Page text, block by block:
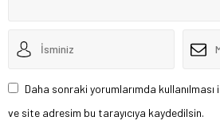
Daha sonraki yorumlarımda
ve site adresim bu tarayıcıya kaydedilsin.